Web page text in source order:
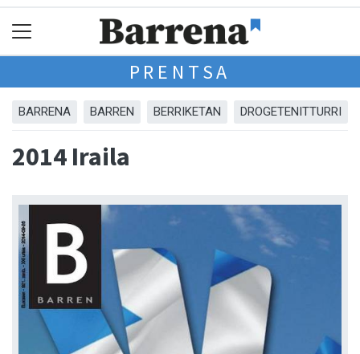
PRENTSA
BARRENA BARREN BERRIKETAN DROGETENITTURRI
2014 Iraila